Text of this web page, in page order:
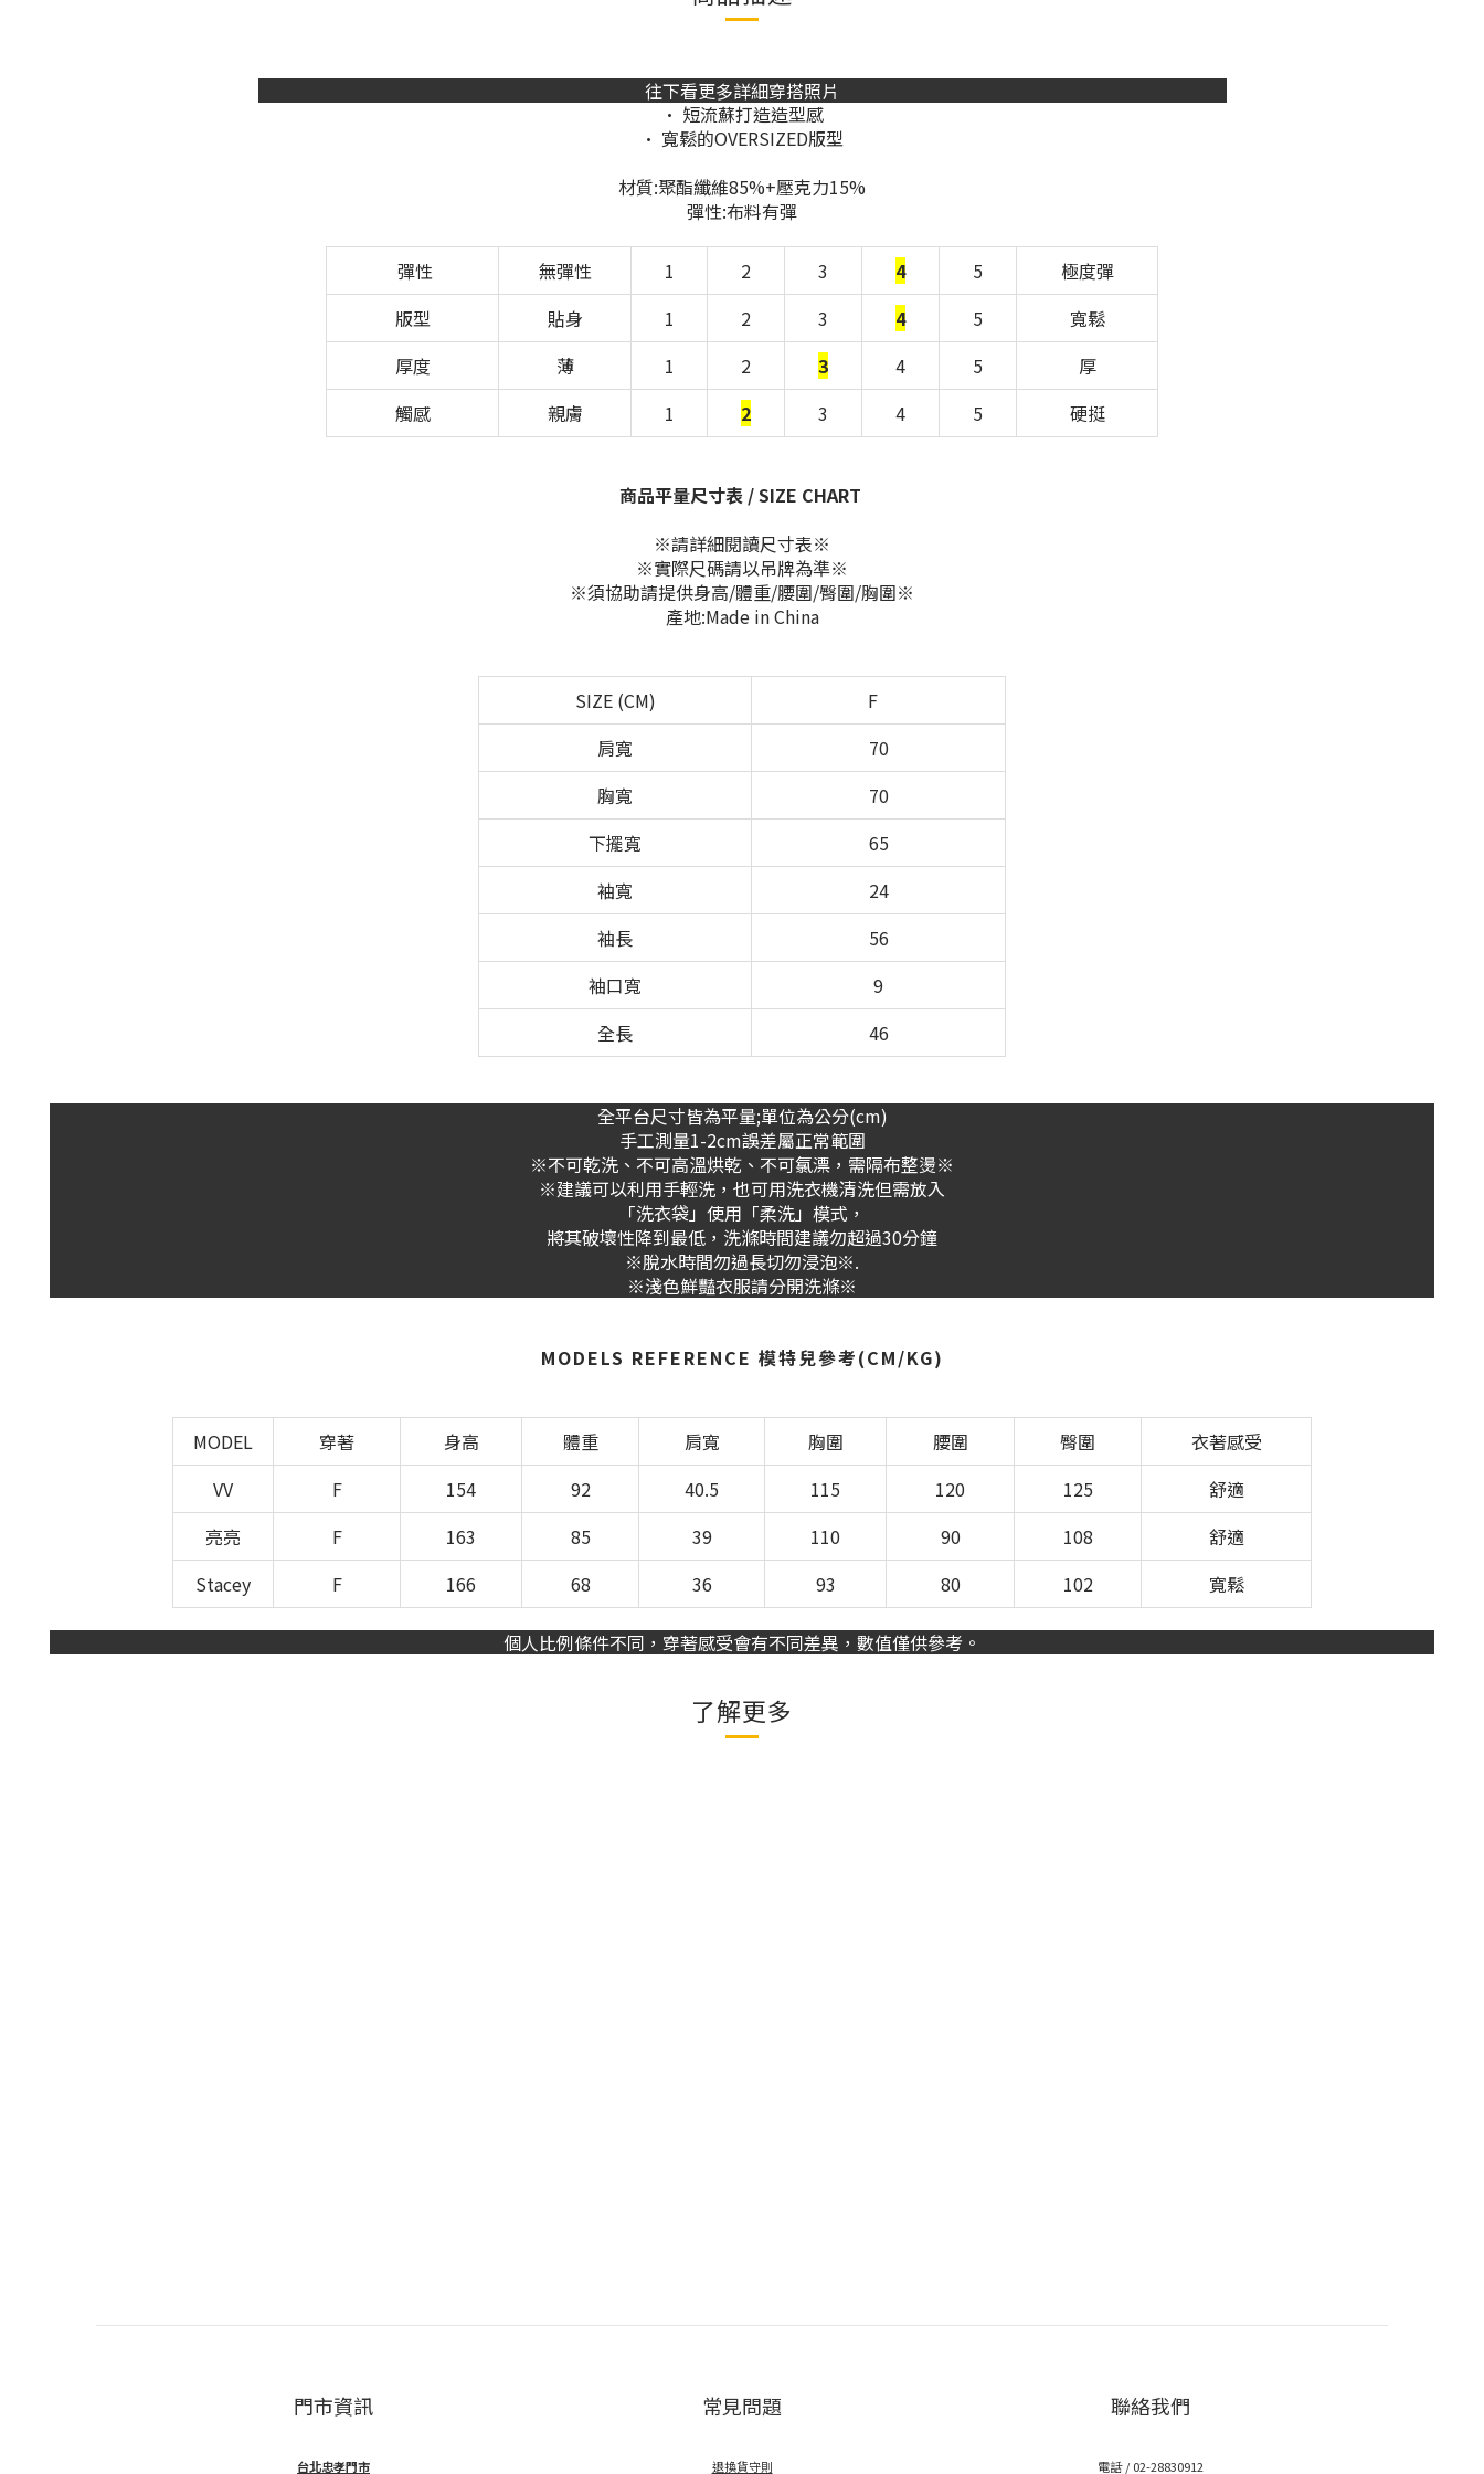
往下看更多詳細穿搭照片
• 短流蘇打造造型感
• 寬鬆的OVERSIZED版型
材質:聚酯纖維85%+壓克力15%
彈性:布料有彈
彈性 無彈性 1 2 3 4 5
極度彈
版型
貼身 1 2 3 4 5
寬鬆
厚度
薄 1 2 3 4 5
厚
觸感
親膚 1 2 3 4 5 硬挺
商品平量尺寸表 / SIZE CHART
※請詳細閱讀尺寸表※
※實際尺碼請以吊牌為準※
※須協助請提供身高/體重/腰圍/臀圍/胸圍※
產地:Made in China
SIZE (CM)
F
肩寬
70
胸寬
70
下擺寬
65
袖寬
24
袖長
56
袖口寬
9
全長
46
全平台尺寸皆為平量;單位為公分(cm)
手工測量1-2cm誤差屬正常範圍
※不可乾洗、不可高溫烘乾、不可氯漂，需隔布整燙※
※建議可以利用手輕洗，也可用洗衣機清洗但需放入
「洗衣袋」使用「柔洗」模式，
將其破壞性降到最低，洗滌時間建議勿超過30分鐘
※脫水時間勿過長切勿浸泡※.
※淺色鮮豔衣服請分開洗滌※
MODELS REFERENCE 模特兒參考(CM/KG)
MODEL 穿著 身高 體重 肩寬 胸圍 腰圍 臀圍
衣著感受
VV
F 154 92 40.5 115 120 125
舒適
亮亮
F 163 85 39 110 90 108
舒適
Stacey
F 166 68 36 93 80 102 寬鬆
個人比例條件不同，穿著感受會有不同差異，數值僅供參考。
了解更多
門市資訊
台北忠孝門市
常見問題
退換貨守則
聯絡我們
電話 / 02-28830912